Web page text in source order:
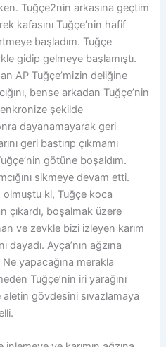
Tuğçe2nin arkasına geçtim
kafasını Tuğçe’nin hafif
başladım. Tuğçe
gidip gelmeye başlamıştı.
AP Tuğçe’mizin deliğine
bense arkadan Tuğçe’nin
şekilde
dayanamayarak geri
geri bastırıp çıkmamı
götüne boşaldım.
sikmeye devam etti.
ki, Tuğçe koca
çıkardı, boşalmak üzere
ve zevkle bizi izleyen karım
dayadı. Ayça’nın ağzına
yapacağına merakla
Tuğçe’nin iri yarağını
gövdesini sıvazlamaya